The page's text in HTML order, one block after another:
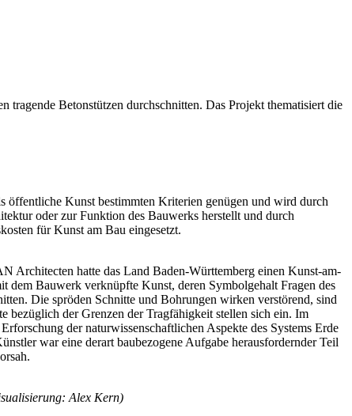
Betonstützen durchschnitten. Das Projekt thematisiert die
öffentliche Kunst bestimmten Kriterien genügen und wird durch
oder zur Funktion des Bauwerks herstellt und durch
für Kunst am Bau eingesetzt.
Architecten hatte das Land Baden-Württemberg einen Kunst-am-
dem Bauwerk verknüpfte Kunst, deren Symbolgehalt Fragen des
Die spröden Schnitte und Bohrungen wirken verstörend, sind
bezüglich der Grenzen der Tragfähigkeit stellen sich ein. Im
der naturwissenschaftlichen Aspekte des Systems Erde
war eine derart baubezogene Aufgabe herausfordernder Teil
Alex Kern)